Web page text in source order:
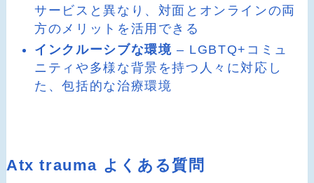
サービスと異なり、対面とオンラインの両
方のメリットを活用できる
インクルーシブな環境 – LGBTQ+コミュ
ニティや多様な背景を持つ人々に対応し
た、包括的な治療環境
Atx trauma よくある質問